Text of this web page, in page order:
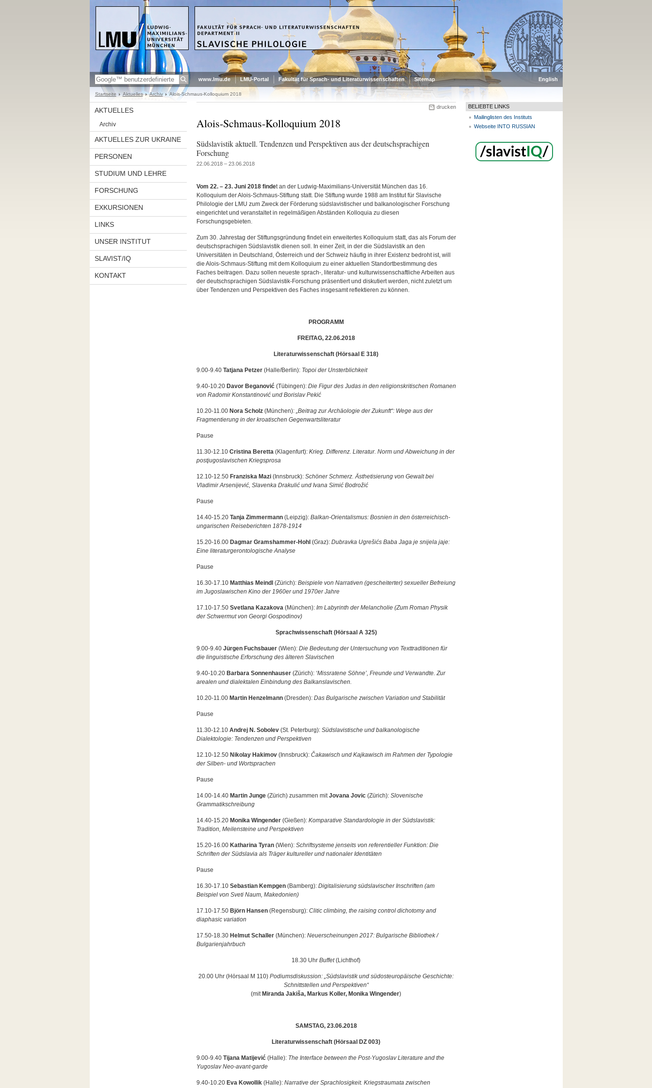
www.lmu.de LMU-Portal Fakultät für Sprach- und Literaturwissenschaften Sitemap English
Startseite Aktuelles Archiv Alois-Schmaus-Kolloquium 2018
AKTUELLES
Archiv
AKTUELLES ZUR UKRAINE
PERSONEN
STUDIUM UND LEHRE
FORSCHUNG
EXKURSIONEN
LINKS
UNSER INSTITUT
SLAVIST/IQ
KONTAKT
drucken
Alois-Schmaus-Kolloquium 2018
Südslavistik aktuell. Tendenzen und Perspektiven aus der deutschsprachigen
Forschung
22.06.2018 – 23.06.2018
Vom 22. – 23. Juni 2018 findet an der Ludwig-Maximilians-Universität München das 16.
Kolloquium der Alois-Schmaus-Stiftung statt. Die Stiftung wurde 1988 am Institut für Slavische
Philologie der LMU zum Zweck der Förderung südslavistischer und balkanologischer Forschung
eingerichtet und veranstaltet in regelmäßigen Abständen Kolloquia zu diesen
Forschungsgebieten.
Zum 30. Jahrestag der Stiftungsgründung findet ein erweitertes Kolloquium statt, das als Forum der
deutschsprachigen Südslavistik dienen soll. In einer Zeit, in der die Südslavistik an den
Universitäten in Deutschland, Österreich und der Schweiz häufig in ihrer Existenz bedroht ist, will
die Alois-Schmaus-Stiftung mit dem Kolloquium zu einer aktuellen Standortbestimmung des
Faches beitragen. Dazu sollen neueste sprach-, literatur- und kulturwissenschaftliche Arbeiten aus
der deutschsprachigen Südslavistik-Forschung präsentiert und diskutiert werden, nicht zuletzt um
über Tendenzen und Perspektiven des Faches insgesamt reflektieren zu können.
PROGRAMM
FREITAG, 22.06.2018
Literaturwissenschaft (Hörsaal E 318)
9.00-9.40 Tatjana Petzer(Halle/Berlin): Topoi der Unsterblichkeit
9.40-10.20 Davor Beganović(Tübingen): Die Figur des Judas in den religionskritischen Romanen
von Radomir Konstantinović und Borislav Pekić
10.20-11.00 Nora Scholz(München): „Beitrag zur Archäologie der Zukunft“: Wege aus der
Fragmentierung in der kroatischen Gegenwartsliteratur
Pause
11.30-12.10 Cristina Beretta(Klagenfurt): Krieg. Differenz. Literatur. Norm und Abweichung in der
postjugoslavischen Kriegsprosa
12.10-12.50 Franziska Mazi(Innsbruck): Schöner Schmerz. Ästhetisierung von Gewalt bei
Vladimir Arsenijević, Slavenka Drakulić und Ivana Simić Bodrožić
Pause
14.40-15.20 Tanja Zimmermann(Leipzig): Balkan-Orientalismus: Bosnien in den österreichisch-
ungarischen Reiseberichten 1878-1914
15.20-16.00 Dagmar Gramshammer-Hohl (Graz): Dubravka Ugrešićs Baba Jaga je snijela jaje:
Eine literaturgerontologische Analyse
Pause
16.30-17.10 Matthias Meindl (Zürich): Beispiele von Narrativen (gescheiterter) sexueller Befreiung
im Jugoslawischen Kino der 1960er und 1970er Jahre
17.10-17.50 Svetlana Kazakova(München): Im Labyrinth der Melancholie (Zum Roman Physik
der Schwermut von Georgi Gospodinov)
Sprachwissenschaft (Hörsaal A 325)
9.00-9.40 Jürgen Fuchsbauer(Wien): Die Bedeutung der Untersuchung von Texttraditionen für
die linguistische Erforschung des älteren Slavischen
9.40-10.20 Barbara Sonnenhauser(Zürich):‘Missratene Söhne’, Freunde und Verwandte. Zur
arealen und dialektalen Einbindung des Balkanslavischen.
10.20-11.00 Martin Henzelmann(Dresden): Das Bulgarische zwischen Variation und Stabilität
Pause
11.30-12.10 Andrej N. Sobolev(St. Peterburg): Südslavistische und balkanologische
Dialektologie: Tendenzen und Perspektiven
12.10-12.50 Nikolay Hakimov(Innsbruck): Čakawisch und Kajkawisch im Rahmen der Typologie
der Silben- und Wortsprachen
Pause
14.00-14.40 Martin Junge(Zürich) zusammen mitJovana Jovic(Zürich): Slovenische
Grammatikschreibung
14.40-15.20 Monika Wingender(Gießen): Komparative Standardologie in der Südslavistik:
Tradition, Meilensteine und Perspektiven
15.20-16.00 Katharina Tyran(Wien): Schriftsysteme jenseits von referentieller Funktion: Die
Schriften der Südslavia als Träger kultureller und nationaler Identitäten
Pause
16.30-17.10 Sebastian Kempgen(Bamberg): Digitalisierung südslavischer Inschriften (am
Beispiel von Sveti Naum, Makedonien)
17.10-17.50 Björn Hansen(Regensburg): Clitic climbing, the raising control dichotomy and
diaphasic variation
17.50-18.30 Helmut Schaller(München): Neuerscheinungen 2017: Bulgarische Bibliothek /
Bulgarienjahrbuch
18.30 Uhr Buffet(Lichthof)
20.00 Uhr (Hörsaal M 110) Podiumsdiskussion: „Südslavistik und südosteuropäische Geschichte:
Schnittstellen und Perspektiven“
(mit Miranda Jakiša, Markus Koller, Monika Wingender)
SAMSTAG, 23.06.2018
Literaturwissenschaft (Hörsaal DZ 003)
9.00-9.40 Tijana Matijević(Halle): The Interface between the Post-Yugoslav Literature and the
Yugoslav Neo-avant-garde
9.40-10.20 Eva Kowollik(Halle): Narrative der Sprachlosigkeit. Kriegstraumata zwischen
BELIEBTE LINKS
Mailinglisten des Instituts
Webseite INTO RUSSIAN